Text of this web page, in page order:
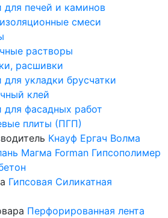
для печей и каминов
смеси
растворы
расшивки
укладки брусчатки
клей
для фасадных работ
плиты (ПГП)
Кнауф Ергач Волма
Магма Forman Гипсополимер
Гипсовая Силикатная
Перфорированная лента